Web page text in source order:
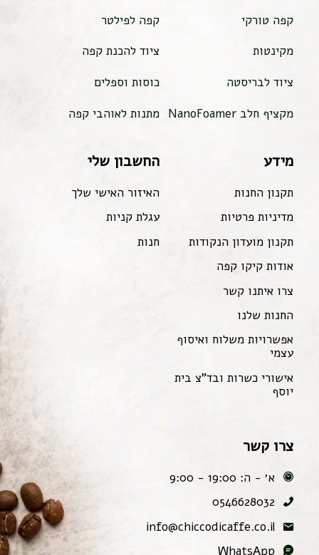
קפה טורקי
קפה לפילטר
מקינטות
ציוד להכנת קפה
ציוד לבריסטה
כוסות וספלים
מקציף חלב NanoFoamer
מתנות לאוהבי קפה
מידע
תקנון החנות
מדיניות פרטיות
תקנון מועדון הנקודות
אודות קיקו קפה
צרו איתנו קשר
החנות שלנו
אפשרויות משלוח ואיסוף
עצמי
אישורי כשרות ובד"צ בית
יוסף
החשבון שלי
האיזור האישי שלך
עגלת קניות
חנות
צרו קשר
א׳ - ה: 19:00 - 9:00
0546628032
info@chiccodicaffe.co.il
WhatsApp